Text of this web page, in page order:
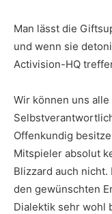
Man lässt die
und wenn sie
Activision-HQ
Wir können uns
Offenkundig
Mitspieler absolut
Blizzard auch
den gewünschten
Dialektik sehr wohl